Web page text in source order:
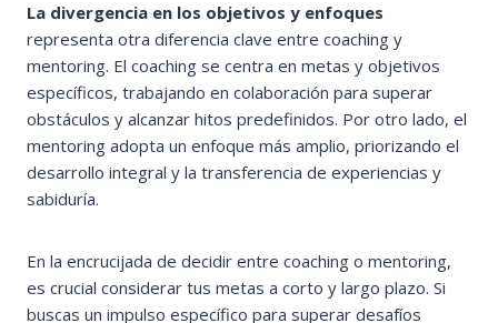
La divergencia en los objetivos y enfoques
representa otra diferencia clave entre coaching y
mentoring. El coaching se centra en metas y objetivos
específicos, trabajando en colaboración para superar
obstáculos y alcanzar hitos predefinidos. Por otro lado, el
mentoring adopta un enfoque más amplio, priorizando el
desarrollo integral y la transferencia de experiencias y
sabiduría.
En la encrucijada de decidir entre coaching o mentoring,
es crucial considerar tus metas a corto y largo plazo. Si
buscas un impulso específico para superar desafíos